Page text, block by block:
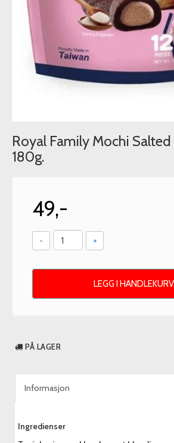
Royal Family Mochi
180g.
49,-
- +
LEGG I HANDLEKURV
PÅ LAGER
Informasjon
Ingredienser